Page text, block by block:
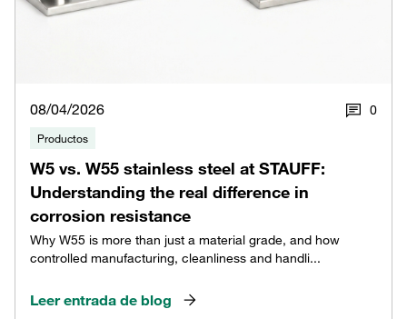
08/04/2026 0
Productos
W5 vs. W55 stainless steel at STAUFF:
Understanding the real difference in
corrosion resistance
Why W55 is more than just a material grade, and how
controlled manufacturing, cleanliness and handli...
Leer entrada de blog